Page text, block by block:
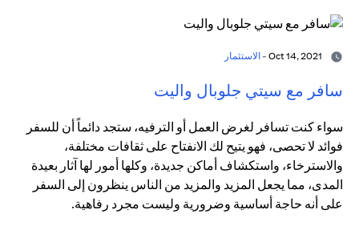
الاستثمار
سافر مع سيتي جلوبال واليت
سواء كنت تسافر لغرض العمل أو الترفيه، ستجد دائماً أن للسفر
فوائد لا تحصى، فهو يتيح لك الانفتاح على ثقافات مختلفة،
والاسترخاء، واستكشاف أماكن جديدة، وكلها أمور لها آثار بعيدة
المدى، مما يجعل المزيد والمزيد من الناس ينظرون إلى السفر
على أنه حاجة أساسية وضرورية وليست مجرد رفاهية.